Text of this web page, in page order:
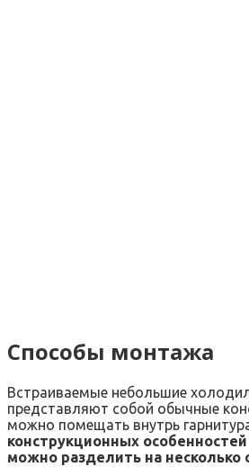
Способы монтажа
Встраиваемые небольшие
представляют собой обычные
можно помещать внутрь
конструкционных
можно разделить на несколько